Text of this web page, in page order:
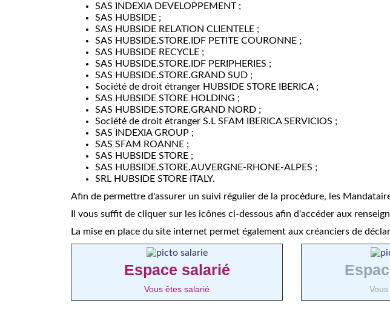
SAS INDEXIA DEVELOPPEMENT ;
SAS HUBSIDE ;
SAS HUBSIDE RELATION CLIENTELE ;
SAS HUBSIDE.STORE.IDF PETITE COURONNE ;
SAS HUBSIDE RECYCLE ;
SAS HUBSIDE.STORE.IDF PERIPHERIES ;
SAS HUBSIDE.STORE.GRAND SUD ;
Société de droit étranger HUBSIDE STORE IBERICA ;
SAS HUBSIDE STORE HOLDING ;
SAS HUBSIDE.STORE.GRAND NORD ;
Société de droit étranger S.L SFAM IBERICA SERVICIOS ;
SAS INDEXIA GROUP ;
SAS SFAM ROANNE ;
SAS HUBSIDE STORE ;
SAS HUBSIDE.STORE.AUVERGNE-RHONE-ALPES ;
SRL HUBSIDE STORE ITALY.
Afin de permettre d'assurer un suivi régulier de la procédure, les
Il vous suffit de cliquer sur les icônes ci-dessous afin d'accéder aux
La mise en place du site internet permet également aux créanciers de
Espace salarié
Vous êtes salarié